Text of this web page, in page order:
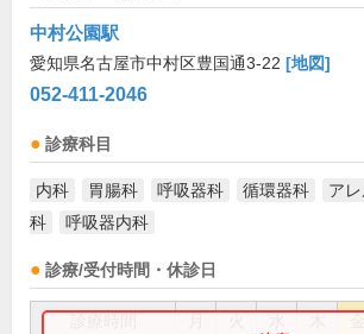
中村公園駅
愛知県名古屋市中村区豊国通3-22 [地図]
052-411-2046
診療科目
内科 胃腸科 呼吸器科 循環器科 ア
科
呼吸器内科
診療/受付時間・休診日